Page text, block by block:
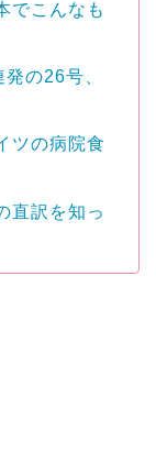
でこんなも
の26号、
ツの病院食
直訳を知っ